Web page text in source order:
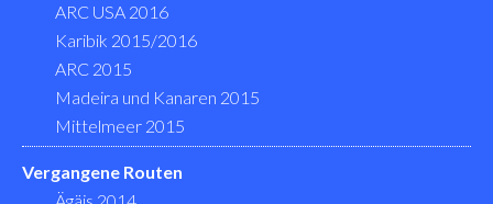
ARC USA 2016
Karibik 2015/2016
ARC 2015
Madeira und Kanaren 2015
Mittelmeer 2015
Vergangene Routen